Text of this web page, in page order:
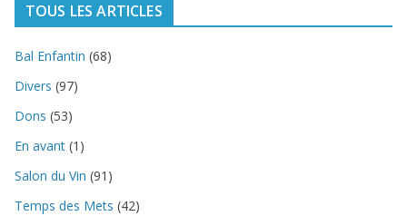
TOUS LES ARTICLES
Bal Enfantin (68)
Divers (97)
Dons (53)
En avant (1)
Salon du Vin (91)
Temps des Mets (42)